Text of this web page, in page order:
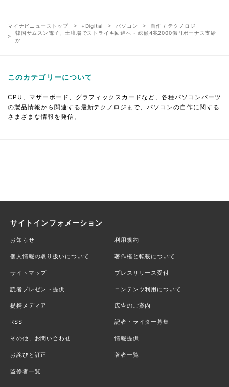
マイナビニューストップ +Digital パソコン
自作 / テクノロジ
韓国サムスン電子、土壇場でストライキ回避へ - 総額4兆2000億円ボーナス支給
か
このカテゴリーについて
CPU、マザーボード、グラフィックスカードなど、各種パソコンパーツ
の製品情報から関連する最新テクノロジまで、パソコンの自作に関する
さまざまな情報を発信。
サイトインフォメーション
お知らせ 利用規約
個人情報の取り扱いについて 著作権と転載について
サイトマップ プレスリリース受付
読者プレゼント提供 コンテンツ利用について
提携メディア 広告のご案内
RSS 記者・ライター募集
その他、お問い合わせ 情報提供
お詫びと訂正 著者一覧
監修者一覧